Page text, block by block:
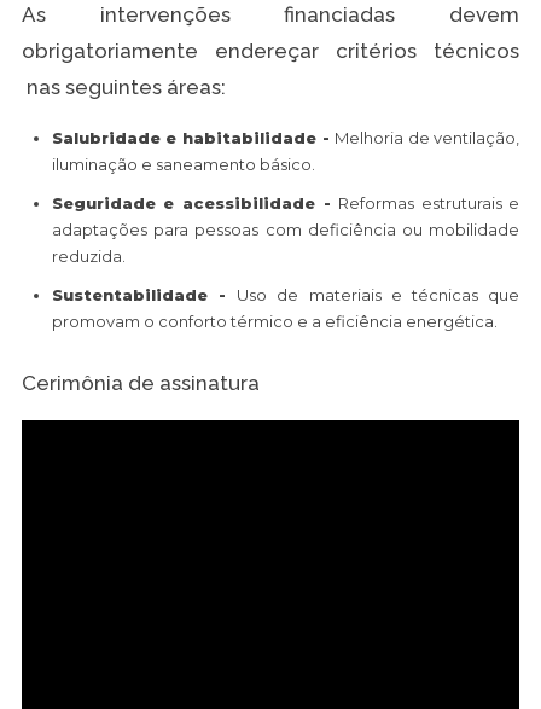
As intervenções financiadas devem
obrigatoriamente endereçar critérios técnicos
nas seguintes áreas:
Salubridade e habitabilidade - Melhoria de ventilação,
iluminação e saneamento básico.
Seguridade e acessibilidade - Reformas estruturais e
adaptações para pessoas com deficiência ou mobilidade
reduzida.
Sustentabilidade - Uso de materiais e técnicas que
promovam o conforto térmico e a eficiência energética.
Cerimônia de assinatura